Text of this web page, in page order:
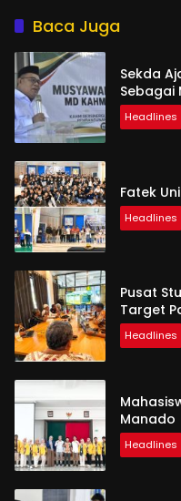
Baca Juga
Sekda
Sebagai
Headlines
Fatek
Headlines
Pusat
Target
Headlines
Manado
Headlines